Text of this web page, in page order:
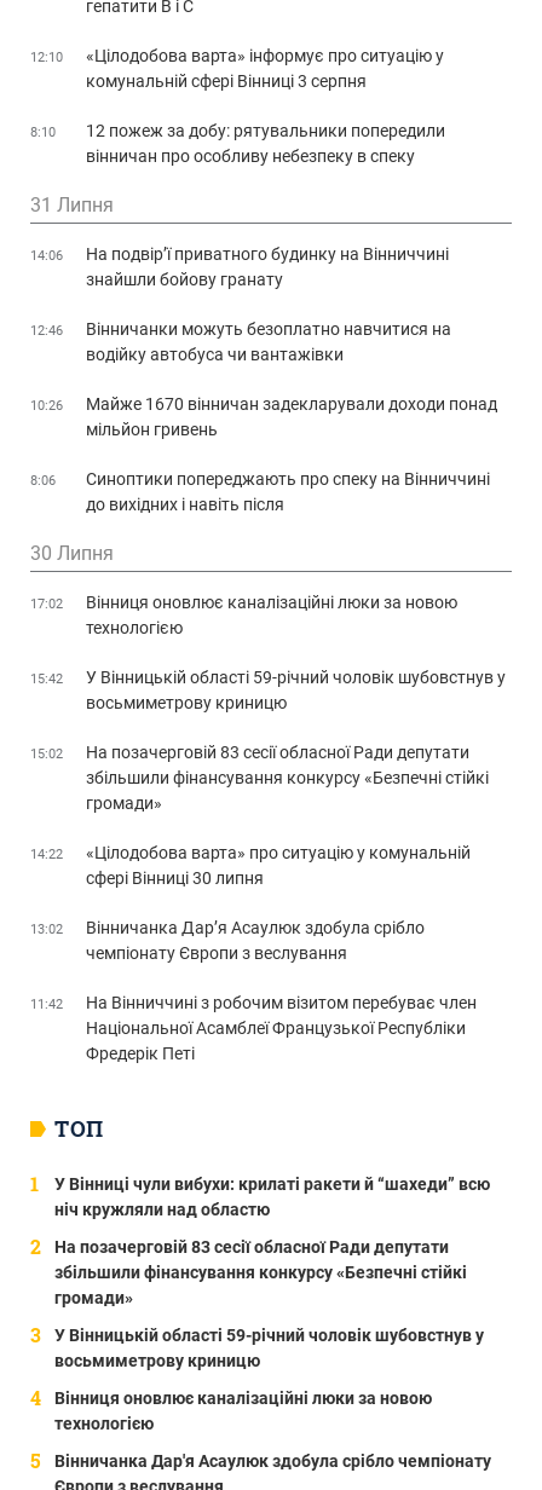
ТОП
У Вінниці чули вибухи: крилаті ракети й “шахеди” всю
ніч кружляли над областю
На позачерговій 83 сесії обласної Ради депутати
збільшили фінансування конкурсу «Безпечні стійкі
громади»
У Вінницькій області 59-річний чоловік шубовстнув у
восьмиметрову криницю
Вінниця оновлює каналізаційні люки за новою
технологією
Вінничанка Дар'я Асаулюк здобула срібло чемпіонату
гепатити В і С
12:10
«Цілодобова варта» інформує про ситуацію у
комунальній сфері Вінниці 3 серпня
8:10
12 пожеж за добу: рятувальники попередили
вінничан про особливу небезпеку в спеку
31 Липня
14:06
На подвір’ї приватного будинку на Вінниччині
знайшли бойову гранату
12:46
Вінничанки можуть безоплатно навчитися на
водійку автобуса чи вантажівки
10:26
Майже 1670 вінничан задекларували доходи понад
мільйон гривень
8:06
Синоптики попереджають про спеку на Вінниччині
до вихідних і навіть після
30 Липня
17:02
Вінниця оновлює каналізаційні люки за новою
технологією
15:42
У Вінницькій області 59-річний чоловік шубовстнув у
восьмиметрову криницю
15:02
На позачерговій 83 сесії обласної Ради депутати
збільшили фінансування конкурсу «Безпечні стійкі
громади»
14:22
«Цілодобова варта» про ситуацію у комунальній
сфері Вінниці 30 липня
13:02
Вінничанка Дар’я Асаулюк здобула срібло
чемпіонату Європи з веслування
11:42
На Вінниччині з робочим візитом перебуває член
Національної Асамблеї Французької Республіки
Фредерік Петі